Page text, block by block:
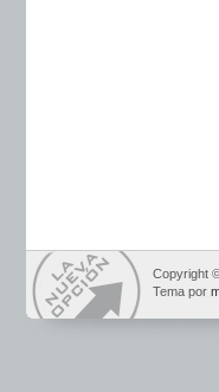
Copyright
Tema por